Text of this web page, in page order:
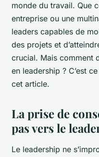
monde du travail. Que
entreprise ou une
leaders capables de
des projets et
crucial. Mais comment
en leadership ? C’est
cet article.
La prise de
pas vers le
Le leadership ne